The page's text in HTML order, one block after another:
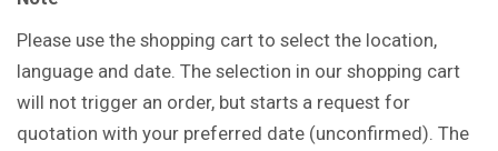
Please use the shopping cart to select the location,
language and date. The selection in our shopping cart
will not trigger an order, but starts a request for
quotation with your preferred date (unconfirmed). The